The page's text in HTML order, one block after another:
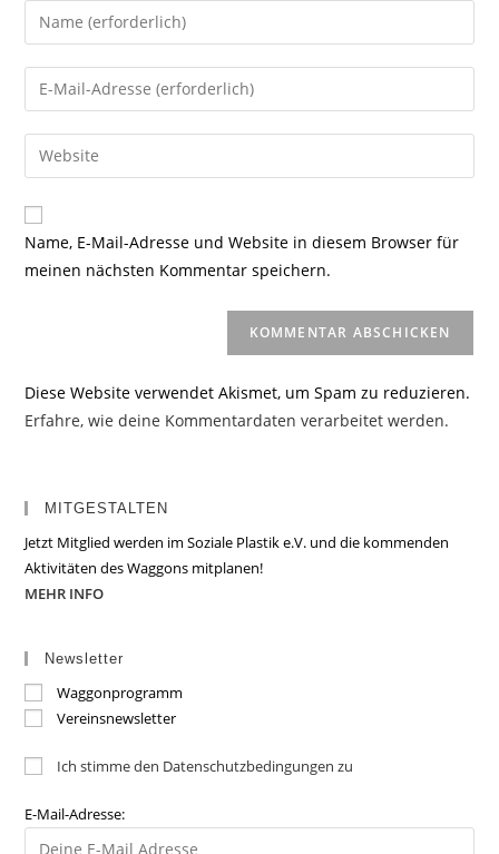
Gib
deinen
Namen
oder
zum
Kommentieren
ein
Gib
deine
E-
Mail-
zum
Kommentieren
ein
Gib
deine
Website-
URL
Name, E-Mail-Adresse und Website in diesem Browser für
meinen nächsten Kommentar speichern.
Diese Website verwendet Akismet, um Spam zu reduzieren.
Erfahre, wie deine Kommentardaten verarbeitet werden.
MITGESTALTEN
Jetzt Mitglied werden im Soziale Plastik e.V. und die kommenden
Aktivitäten des Waggons mitplanen!
MEHR INFO
Newsletter
Waggonprogramm
Vereinsnewsletter
Ich stimme den Datenschutzbedingungen zu
E-Mail-Adresse: